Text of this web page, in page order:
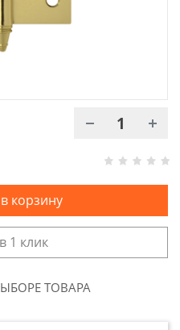
корзину
1 клик
ТОВАРА